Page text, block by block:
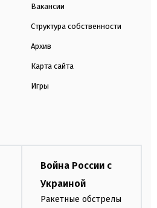
Вакансии
Структура собственности
Архив
Карта сайта
Игры
Война России с
Украиной
Ракетные обстрелы